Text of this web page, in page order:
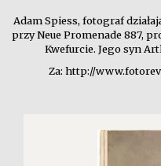
Adam Spiess, fotograf
przy Neue Promenade 887,
Kwefurcie. Jego syn
Za: http://